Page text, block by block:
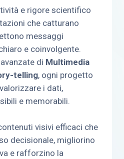
e rigore scientifico
che catturano
messaggi
e coinvolgente.
di Multimedia
telling, ogni progetto
i dati,
e memorabili.
visivi efficaci che
decisionale, migliorino
e rafforzino la